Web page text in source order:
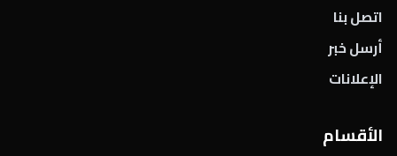
اتصل بنا
أرسل خبر
الإعلانات
الأقسام